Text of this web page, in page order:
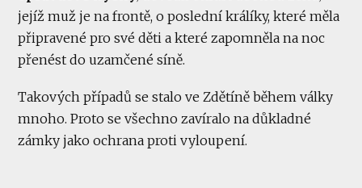
jejíž muž je na frontě, o poslední králíky, které měla
připravené pro své děti a které zapomněla na noc
přenést do uzamčené síně.
Takových případů se stalo ve Zdětíně během války
mnoho. Proto se všechno zavíralo na důkladné
zámky jako ochrana proti vyloupení.